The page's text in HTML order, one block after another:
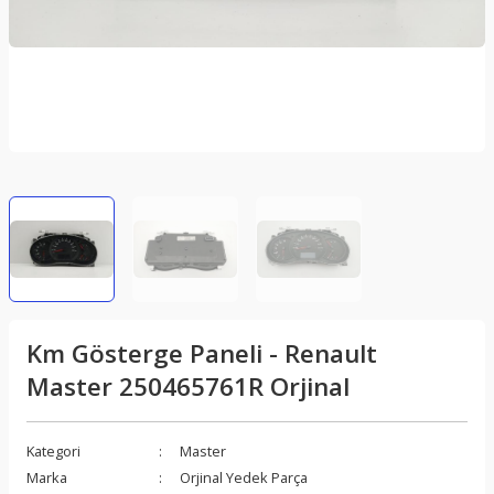
Km Gösterge Paneli - Renault
Master 250465761R Orjinal
Kategori
Master
Marka
Orjinal Yedek Parça